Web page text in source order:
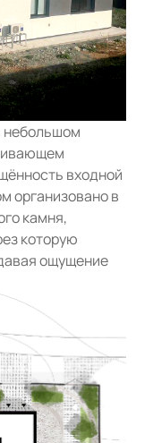
небольшом
входной
организовано в
камня,
которую
ощущение